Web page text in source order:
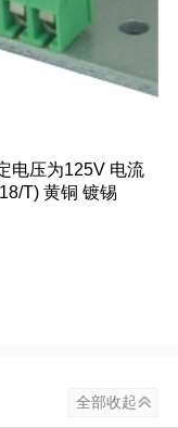
电压为125V 电流
T) 黄铜 镀锡
全部收起